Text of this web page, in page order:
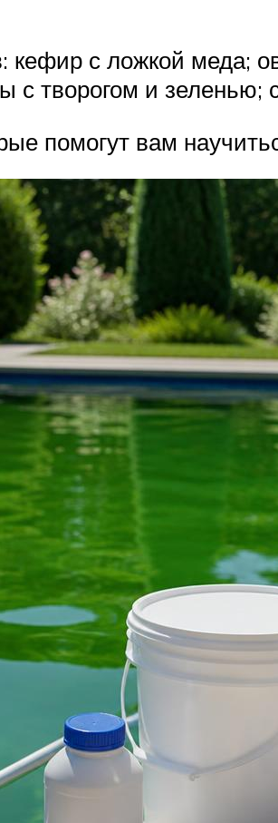
с ложкой меда;
творогом и зеленью;
помогут вам